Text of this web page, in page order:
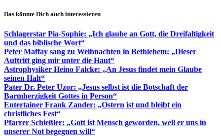
Das könnte Dich auch interessieren
Schlagerstar Pia-Sophie: „Ich glaube an Gott, die Dreifaltigkeit
und das biblische Wort“
Peter Maffay sang zu Weihnachten in Bethlehem: „Dieser
Auftritt ging mir unter die Haut“
Astrophysiker Heino Falcke: „An Jesus findet mein Glaube
seinen Halt“
Pater Dr. Peter Uzor: „Jesus selbst ist die Botschaft der
Barmherzigkeit Gottes in Person“
Entertainer Frank Zander: „Ostern ist und bleibt ein
christliches Fest“
Pfarrer Schießler: „Gott ist Mensch geworden, weil er uns in
unserer Not begegnen will“